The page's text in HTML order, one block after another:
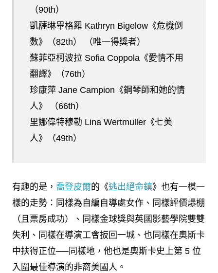
（90th）
凱薩琳畢格羅 Kathryn Bigelow《危機倒
數》（82th） （唯一得獎者）
蘇菲亞柯波拉 Sofia Coppola《愛情不用
翻譯》（76th）
珍康萍 Jane Campion《鋼琴師和她的情
人》 （66th）
里娜偉特穆勒 Lina Wertmuller《七美
人》（49th）
有趣的是， 喬登皮爾的《逃出絕命鎮》也有一模一
樣的走勢：同樣為自編自導處女作、同樣評價爆棚
（且票房成功）、同樣金球獎與英國影藝學院雙雙
失利、同樣在導演工會扳回一城、也同樣在奧斯卡
中扶得正位──同樣地，他也是奧斯卡史上第 5 位
入圍最佳導演的非裔美國人。